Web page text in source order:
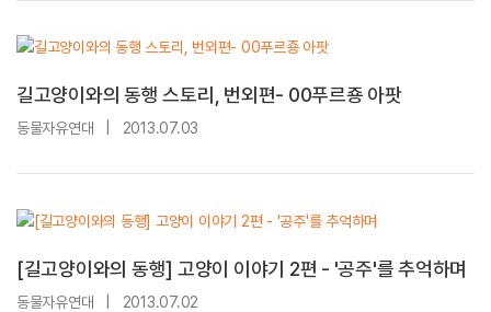
길고양이와의 동행 스토리, 번외편- 00푸르죵 아팟
동물자유연대 2013.07.03
[길고양이와의 동행] 고양이 이야기 2편 - '공주'를 추억하며
동물자유연대 2013.07.02